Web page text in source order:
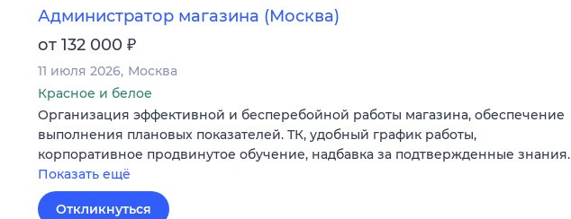
Администратор магазина (Москва)
от 132 000 ₽
11 июля 2026 Москва
Красное и белое
Организация эффективной и бесперебойной работы магазина, обеспечение
выполнения плановых показателей. ТК, удобный график работы,
корпоративное продвинутое обучение, надбавка за подтвержденные знания.
Показать ещё
Откликнуться